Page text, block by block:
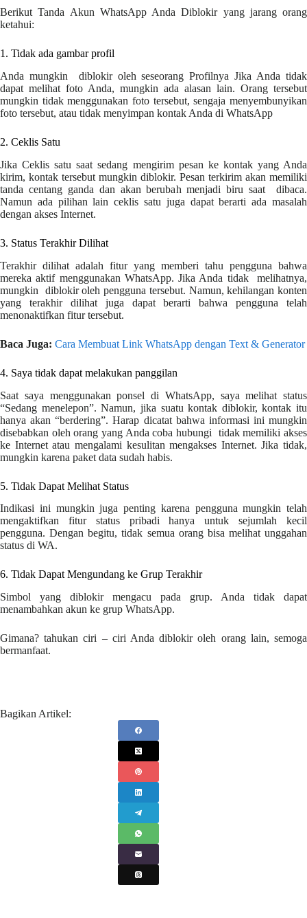
Berikut Tanda Akun WhatsApp Anda Diblokir yang jarang orang
ketahui:
1. Tidak ada gambar profil
Anda mungkin diblokir oleh seseorang Profilnya Jika Anda tidak
dapat melihat foto Anda, mungkin ada alasan lain. Orang tersebut
mungkin tidak menggunakan foto tersebut, sengaja menyembunyikan
foto tersebut, atau tidak menyimpan kontak Anda di WhatsApp
2. Ceklis Satu
Jika Ceklis satu saat sedang mengirim pesan ke kontak yang Anda
kirim, kontak tersebut mungkin diblokir. Pesan terkirim akan memiliki
tanda centang ganda dan akan berubah menjadi biru saat dibaca.
Namun ada pilihan lain ceklis satu juga dapat berarti ada masalah
dengan akses Internet.
3. Status Terakhir Dilihat
Terakhir dilihat adalah fitur yang memberi tahu pengguna bahwa
mereka aktif menggunakan WhatsApp. Jika Anda tidak melihatnya,
mungkin diblokir oleh pengguna tersebut. Namun, kehilangan konten
yang terakhir dilihat juga dapat berarti bahwa pengguna telah
menonaktifkan fitur tersebut.
Baca Juga: Cara Membuat Link WhatsApp dengan Text & Generator
4. Saya tidak dapat melakukan panggilan
Saat saya menggunakan ponsel di WhatsApp, saya melihat status
“Sedang menelepon”. Namun, jika suatu kontak diblokir, kontak itu
hanya akan “berdering”. Harap dicatat bahwa informasi ini mungkin
disebabkan oleh orang yang Anda coba hubungi tidak memiliki akses
ke Internet atau mengalami kesulitan mengakses Internet. Jika tidak,
mungkin karena paket data sudah habis.
5. Tidak Dapat Melihat Status
Indikasi ini mungkin juga penting karena pengguna mungkin telah
mengaktifkan fitur status pribadi hanya untuk sejumlah kecil
pengguna. Dengan begitu, tidak semua orang bisa melihat unggahan
status di WA.
6. Tidak Dapat Mengundang ke Grup Terakhir
Simbol yang diblokir mengacu pada grup. Anda tidak dapat
menambahkan akun ke grup WhatsApp.
Gimana? tahukan ciri – ciri Anda diblokir oleh orang lain, semoga
bermanfaat.
Bagikan Artikel: